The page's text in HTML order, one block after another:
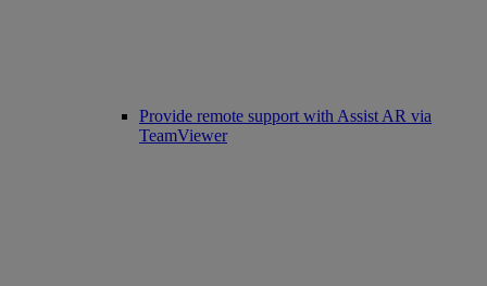
Provide remote support with Assist AR via
TeamViewer